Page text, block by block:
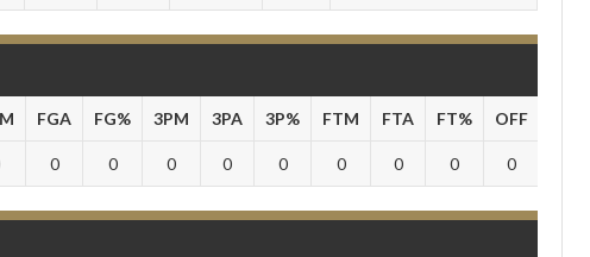
FGA FG% 3PM 3PA 3P% FTM FTA FT% OFF
0 0 0 0 0 0 0 0 0